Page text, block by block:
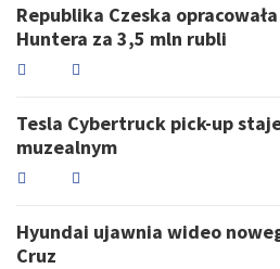
Republika Czeska
Huntera za 3,5 mln rubli
Tesla Cybertruck pick-up
muzealnym
Hyundai ujawnia wideo
Cruz